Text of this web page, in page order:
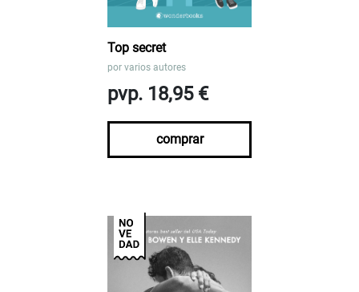
Top secret
por varios autores
pvp. 18,95 €
comprar